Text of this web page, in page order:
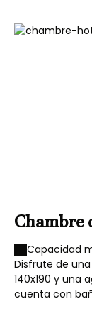
Chambre
Capacidad
Disfrute de
140x190 y una
cuenta con